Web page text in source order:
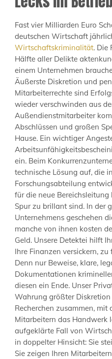
Fast vier Milliarden Euro
deutschen Wirtschaft
Wirtschaftskriminalität. Die
Hälfte aller Delikte
einem Unternehmen
Äußerste Diskretion und
Mitarbeiterrechte sind
wieder verschwinden aus
Außendienstmitarbeiter
Abschlüssen und großen
Hause. Ein wichtiger
ein. Beim
technische Lösung auf, die
Forschungsabteilung
für die neue
Spur zu brillant sind. In der
Unternehmens geschehen
manche von ihnen kosten
Geld. Unsere Detektei hilft
Ihre Finanzen versickern,
Denn nur Beweise, klare,
Dokumentationen
diesen ein Ende. Unser
Wahrung größter
Recherchen zusammen, mit
Mitarbeitern das Handwerk
aufgeklärte Fall von
in doppelter Hinsicht: Sie
Sie zeigen Ihren